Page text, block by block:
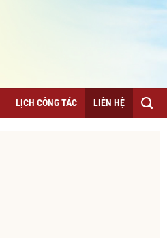
LỊCH CÔNG TÁC LIÊN HỆ